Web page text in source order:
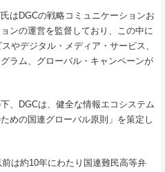
はDGCの戦略コミュニケーションお
ンの運営を監督しており、この中に
やデジタル・メディア・サービス、
ラム、グローバル・キャンペーンが
、DGCは、健全な情報エコシステム
めの国連グローバル原則」を策定し
は約10年にわたり国連難民高等弁